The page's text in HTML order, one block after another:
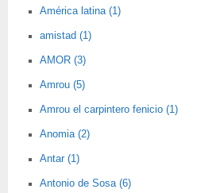
América latina (1)
amistad (1)
AMOR (3)
Amrou (5)
Amrou el carpintero fenicio (1)
Anomia (2)
Antar (1)
Antonio de Sosa (6)